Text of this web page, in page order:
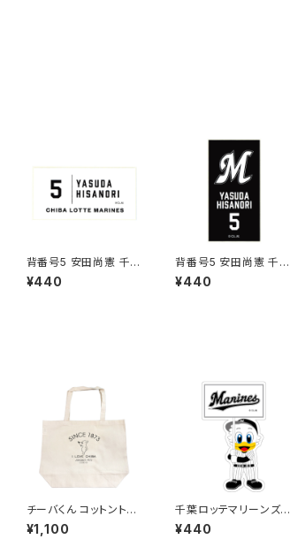
背番号5 安田尚憲 千葉
ロッテマリーンズ 選手
ステッカー（ホワイトC)
¥440
背番号5 安田尚憲 千葉
ロッテマリーンズ 選手
ステッカー（ブラックB)
¥440
チーバくん コットントー
トバッグ
¥1,100
千葉ロッテマリーンズス
テッカー12
¥440